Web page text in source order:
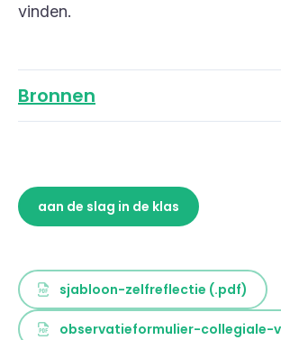
vinden.
Bronnen
aan de slag in de klas
sjabloon-zelfreflectie (.pdf)
observatieformulier-collegiale-